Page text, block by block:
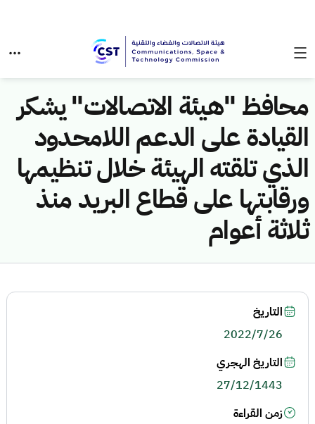
محافظ "هيئة الاتصالات" يشكر
القيادة على الدعم اللامحدود
الذي تلقته الهيئة خلال تنظيمها
ورقابتها على قطاع البريد منذ
ثلاثة أعوام
التاريخ
2022/7/26
التاريخ الهجري
27/12/1443
زمن القراءة